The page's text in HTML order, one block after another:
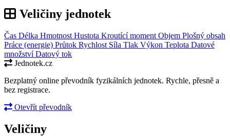
Veličiny jednotek
Čas Délka Hmotnost Hustota Kroutící moment Objem Plošný obsah
Práce (energie) Průtok Rychlost Síla Tlak Výkon Teplota Datové
množstvíDatový tok
Jednotek.cz
Bezplatný online převodník fyzikálních jednotek. Rychle, přesně a
bez registrace.
Otevřít převodník
Veličiny